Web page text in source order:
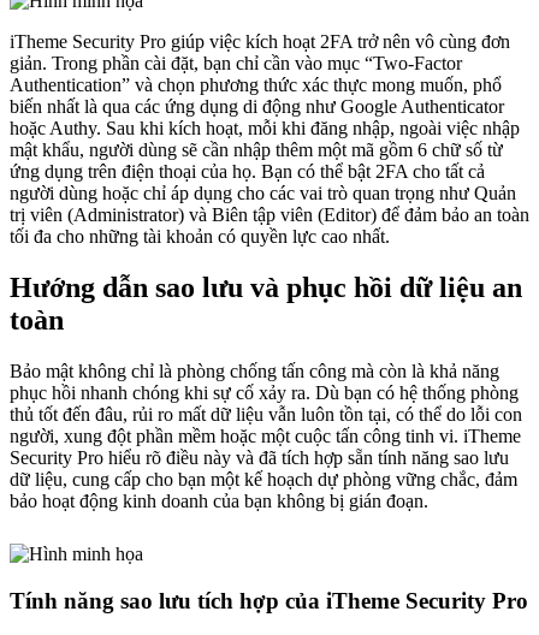
iTheme Security Pro giúp việc kích hoạt 2FA trở nên vô cùng đơn
giản. Trong phần cài đặt, bạn chỉ cần vào mục “Two-Factor
Authentication” và chọn phương thức xác thực mong muốn, phổ
biến nhất là qua các ứng dụng di động như Google Authenticator
hoặc Authy. Sau khi kích hoạt, mỗi khi đăng nhập, ngoài việc nhập
mật khẩu, người dùng sẽ cần nhập thêm một mã gồm 6 chữ số từ
ứng dụng trên điện thoại của họ. Bạn có thể bật 2FA cho tất cả
người dùng hoặc chỉ áp dụng cho các vai trò quan trọng như Quản
trị viên (Administrator) và Biên tập viên (Editor) để đảm bảo an toàn
tối đa cho những tài khoản có quyền lực cao nhất.
Hướng dẫn sao lưu và phục hồi dữ liệu an
toàn
Bảo mật không chỉ là phòng chống tấn công mà còn là khả năng
phục hồi nhanh chóng khi sự cố xảy ra. Dù bạn có hệ thống phòng
thủ tốt đến đâu, rủi ro mất dữ liệu vẫn luôn tồn tại, có thể do lỗi con
người, xung đột phần mềm hoặc một cuộc tấn công tinh vi. iTheme
Security Pro hiểu rõ điều này và đã tích hợp sẵn tính năng sao lưu
dữ liệu, cung cấp cho bạn một kế hoạch dự phòng vững chắc, đảm
bảo hoạt động kinh doanh của bạn không bị gián đoạn.
Tính năng sao lưu tích hợp của iTheme Security Pro